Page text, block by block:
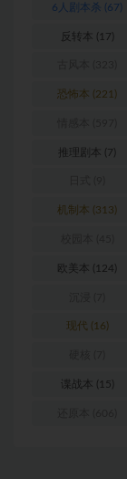
6人剧本杀 (67)
反转本 (17)
恐怖本 (221)
推理剧本 (7)
机制本 (313)
欧美本 (124)
现代 (16)
谍战本 (15)